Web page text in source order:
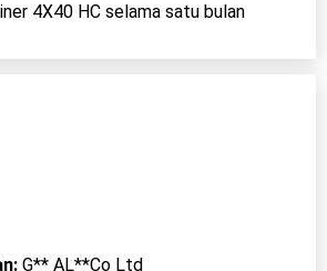
4X40 HC selama satu bulan
G** AL**Co Ltd